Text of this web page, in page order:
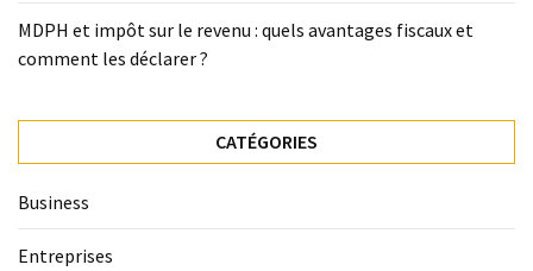
MDPH et impôt sur le revenu : quels avantages fiscaux et
comment les déclarer ?
CATÉGORIES
Business
Entreprises